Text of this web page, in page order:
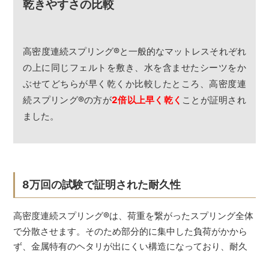
乾きやすさの比較
高密度連続スプリング®と一般的なマットレスそれぞれ
の上に同じフェルトを敷き、水を含ませたシーツをか
ぶせてどちらが早く乾くか比較したところ、高密度連
続スプリング®の方が2倍以上早く乾く ことが証明され
ました。
8万回の試験で証明された耐久性
高密度連続スプリング®は、荷重を繋がったスプリング全体
で分散させます。そのため部分的に集中した負荷がかから
ず、金属特有のヘタリが出にくい構造になっており、耐久